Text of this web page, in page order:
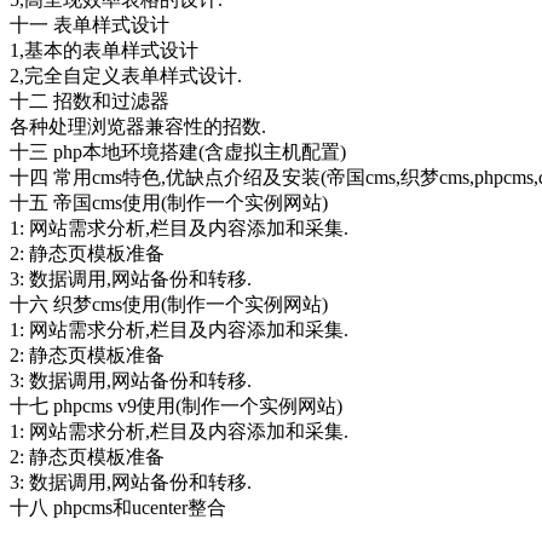
十一 表单样式设计
1,基本的表单样式设计
2,完全自定义表单样式设计.
十二 招数和过滤器
各种处理浏览器兼容性的招数.
十三 php本地环境搭建(含虚拟主机配置)
十四 常用cms特色,优缺点介绍及安装(帝国cms,织梦
十五 帝国cms使用(制作一个实例网站)
1: 网站需求分析,栏目及内容添加和采集.
2: 静态页模板准备
3: 数据调用,网站备份和转移.
十六 织梦cms使用(制作一个实例网站)
1: 网站需求分析,栏目及内容添加和采集.
2: 静态页模板准备
3: 数据调用,网站备份和转移.
十七 phpcms v9使用(制作一个实例网站)
1: 网站需求分析,栏目及内容添加和采集.
2: 静态页模板准备
3: 数据调用,网站备份和转移.
十八 phpcms和ucenter整合